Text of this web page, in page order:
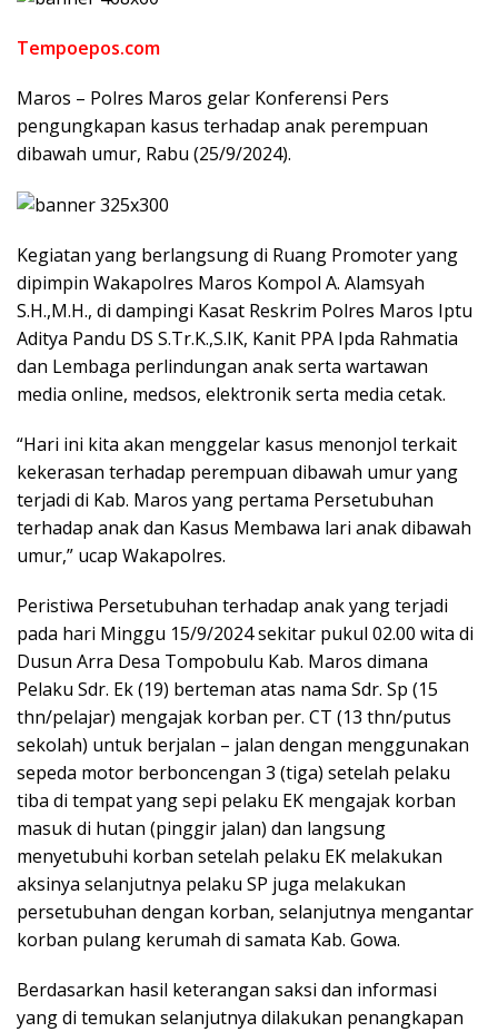
Tempoepos.com
Maros – Polres Maros gelar Konferensi Pers
pengungkapan kasus terhadap anak perempuan
dibawah umur, Rabu (25/9/2024).
Kegiatan yang berlangsung di Ruang Promoter yang
dipimpin Wakapolres Maros Kompol A. Alamsyah
S.H.,M.H., di dampingi Kasat Reskrim Polres Maros Iptu
Aditya Pandu DS S.Tr.K.,S.IK, Kanit PPA Ipda Rahmatia
dan Lembaga perlindungan anak serta wartawan
media online, medsos, elektronik serta media cetak.
“Hari ini kita akan menggelar kasus menonjol terkait
kekerasan terhadap perempuan dibawah umur yang
terjadi di Kab. Maros yang pertama Persetubuhan
terhadap anak dan Kasus Membawa lari anak dibawah
umur,” ucap Wakapolres.
Peristiwa Persetubuhan terhadap anak yang terjadi
pada hari Minggu 15/9/2024 sekitar pukul 02.00 wita di
Dusun Arra Desa Tompobulu Kab. Maros dimana
Pelaku Sdr. Ek (19) berteman atas nama Sdr. Sp (15
thn/pelajar) mengajak korban per. CT (13 thn/putus
sekolah) untuk berjalan – jalan dengan menggunakan
sepeda motor berboncengan 3 (tiga) setelah pelaku
tiba di tempat yang sepi pelaku EK mengajak korban
masuk di hutan (pinggir jalan) dan langsung
menyetubuhi korban setelah pelaku EK melakukan
aksinya selanjutnya pelaku SP juga melakukan
persetubuhan dengan korban, selanjutnya mengantar
korban pulang kerumah di samata Kab. Gowa.
Berdasarkan hasil keterangan saksi dan informasi
yang di temukan selanjutnya dilakukan penangkapan